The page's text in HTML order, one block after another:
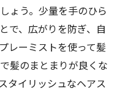
ょう。少量を手のひら
で、広がりを防ぎ、自
レーミストを使って髪
髪のまとまりが良くな
タイリッシュなヘアス